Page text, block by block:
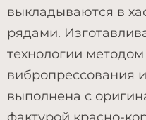
выкладываются в
рядами.
технологии методом
вибропрессования
выполнена с